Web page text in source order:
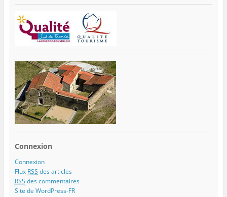
Connexion
Connexion
Flux RSS des articles
RSS des commentaires
Site de WordPress-FR